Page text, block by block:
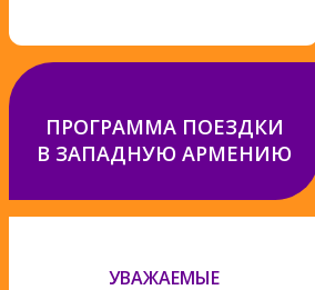
ПРОГРАММА ПОЕЗДКИ
В ЗАПАДНУЮ АРМЕНИЮ
УВАЖАЕМЫЕ